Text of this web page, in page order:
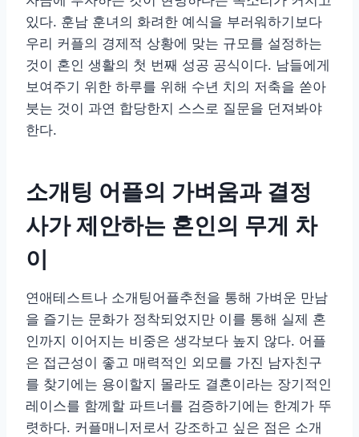
있다. 훈남 훈녀의 화려한 예식을 부러워하기보다
우리 커플의 경제적 상황에 맞는 규모를 설정하는
것이 혼인 생활의 첫 번째 성공 공식이다. 남들에게
보여주기 위한 하루를 위해 수년 치의 저축을 쏟아
붓는 것이 과연 합당한지 스스로 질문을 던져봐야
한다.
소개팅 어플의 가벼움과 결정
사가 제안하는 혼인의 무게 차
이
연애테스트나 소개팅어플추천을 통해 가벼운 만남
을 즐기는 문화가 정착되었지만 이를 통해 실제 혼
인까지 이어지는 비중은 생각보다 높지 않다. 어플
은 접근성이 좋고 매력적인 외모를 가진 남자친구
를 찾기에는 용이할지 몰라도 결혼이라는 장기적인
레이스를 함께할 파트너를 검증하기에는 한계가 뚜
렷하다. 커플매니저로서 강조하고 싶은 점은 소개